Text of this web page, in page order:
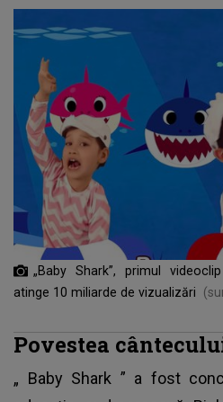
„Baby Shark”, primul
atinge 10 miliarde de vizualizări
Povestea
„ Baby Shark ” a fost